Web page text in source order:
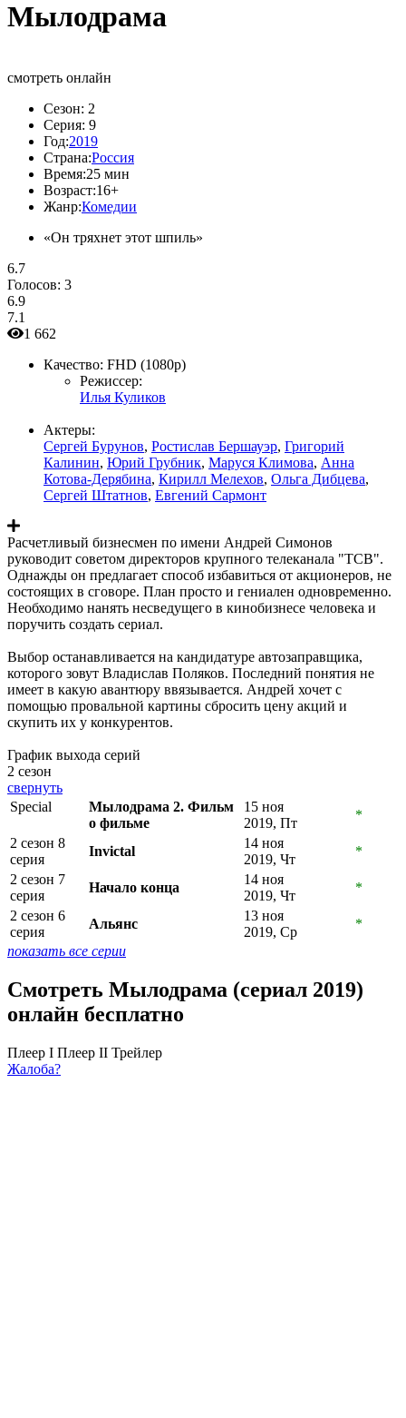
Мылодрама
смотреть онлайн
Сезон: 2
Серия: 9
Год:2019
Страна:Россия
Время:25 мин
Возраст:16+
Жанр:Комедии
«Он тряхнет этот шпиль»
6.7
Голосов: 3
6.9
7.1
1 662
Качество: FHD (1080p)
Режиссер:
Илья Куликов
Актеры:
Сергей Бурунов, Ростислав Бершауэр, Григорий
Калинин, Юрий Грубник, Маруся Климова, Анна
Котова-Дерябина, Кирилл Мелехов, Ольга Дибцева,
Сергей Штатнов, Евгений Сармонт
Расчетливый бизнесмен по имени Андрей Симонов
руководит советом директоров крупного телеканала "ТСВ".
Однажды он предлагает способ избавиться от акционеров, не
состоящих в сговоре. План просто и гениален одновременно.
Необходимо нанять несведущего в кинобизнесе человека и
поручить создать сериал.
Выбор останавливается на кандидатуре автозаправщика,
которого зовут Владислав Поляков. Последний понятия не
имеет в какую авантюру ввязывается. Андрей хочет с
помощью провальной картины сбросить цену акций и
скупить их у конкурентов.
График выхода серий
2 сезон
свернуть
Special
Мылодрама 2. Фильм
о фильме
15 ноя
2019, Пт
*
2 сезон 8
серия
Invictal
14 ноя
2019, Чт
*
2 сезон 7
серия
Начало конца
14 ноя
2019, Чт
*
2 сезон 6
серия
Альянс
13 ноя
2019, Ср
*
показать все серии
Смотреть Мылодрама (сериал 2019)
онлайн бесплатно
Плеер I Плеер II Трейлер
Жалоба?